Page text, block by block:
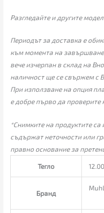
Разгледайте и другите
Периодът за доставка е
към момента на
вече изчерпан в склад на
наличност ще се свържем с
При използване на опция
е добре първо да проверите
*Снимките на продуктите
съдържат неточности или
правно основание за
Тегло
Бранд